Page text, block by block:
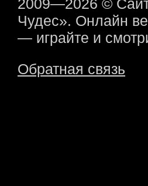
2009—2026 ©
Чудес». Онлайн
— играйте и
Обратная связь